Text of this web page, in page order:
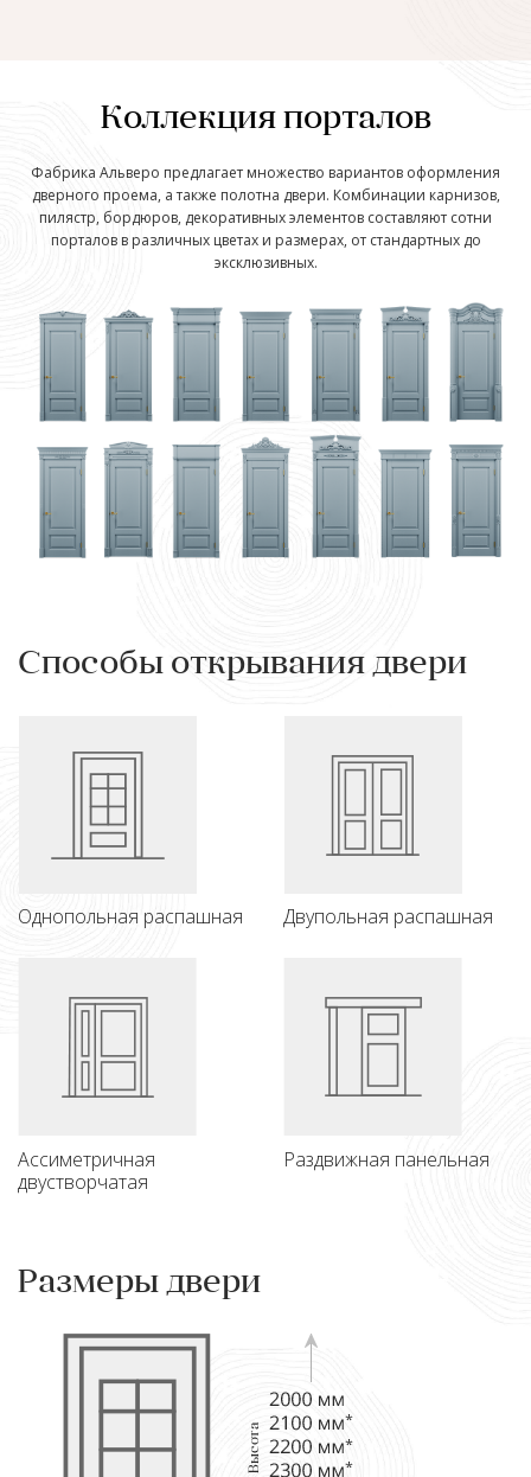
Коллекция порталов
Фабрика Альверо предлагает множество вариантов оформления
дверного проема, а также полотна двери. Комбинации карнизов,
пилястр, бордюров, декоративных элементов составляют сотни
порталов в различных цветах и размерах, от стандартных до
эксклюзивных.
Способы открывания двери
Однопольная распашная Двупольная распашная
Ассиметричная
двустворчатая
Раздвижная панельная
Размеры двери